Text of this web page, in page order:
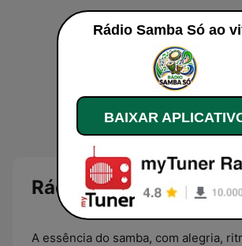
Rádio Samba Só
A essência do samba, com alegria,
Rádio Samba Só ao
BAIXAR